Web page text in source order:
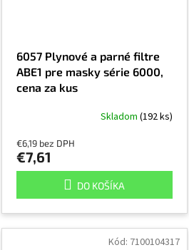
6057 Plynové a parné filtre
ABE1 pre masky série 6000,
cena za kus
Skladom (192 ks)
€6,19 bez DPH
€7,61
DO KOŠÍKA
Kód: 7100104317